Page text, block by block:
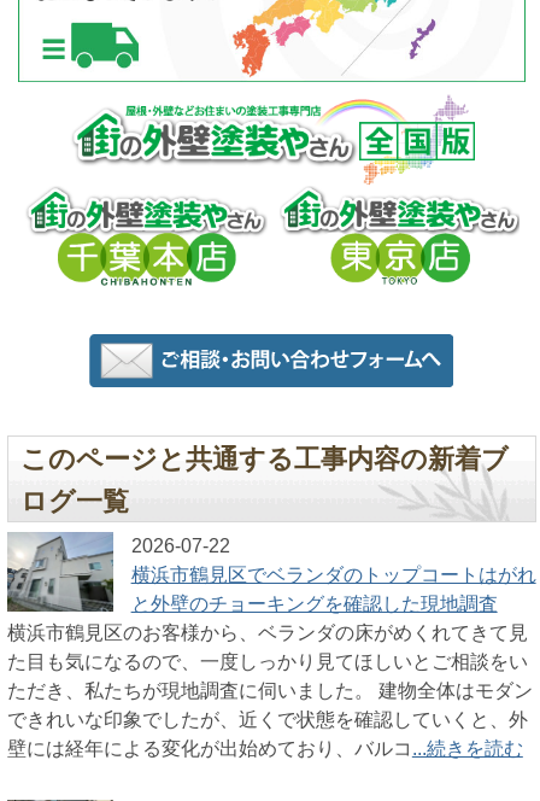
このページと共通する工事内容の新着ブ
ログ一覧
2026-07-22
横浜市鶴見区でベランダのトップコートはがれ
と外壁のチョーキングを確認した現地調査
横浜市鶴見区のお客様から、ベランダの床がめくれてきて見
た目も気になるので、一度しっかり見てほしいとご相談をい
ただき、私たちが現地調査に伺いました。 建物全体はモダン
できれいな印象でしたが、近くで状態を確認していくと、外
壁には経年による変化が出始めており、バルコ ...続きを読む